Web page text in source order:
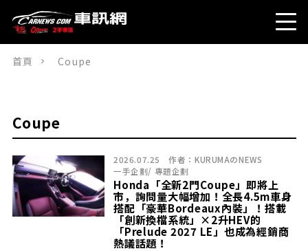
首頁 Coupe
Coupe
2026.07.25 作者： KURUMAのNEWS
一手企劃/ 專題企劃
Honda「全新2門Coupe」即將上
市，詢問量大幅增加！全長4.5m車身
搭配「豪華Bordeaux內裝」！搭載
「創新換檔系統」×2升HEV的
「Prelude 2027 LE」也成為經銷商
熱議話題！